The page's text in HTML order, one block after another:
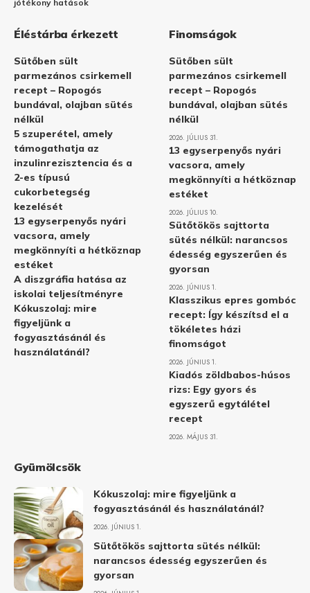
jótékony hatások
Éléstárba érkezett
Sütőben sült
parmezános csirkemell
recept – Ropogós
bundával, olajban sütés
nélkül
5 szuperétel, amely
támogathatja az
inzulinrezisztencia és a
2-es típusú
cukorbetegség
kezelését
13 egyserpenyős nyári
vacsora, amely
megkönnyíti a hétköznap
estéket
A diszgráfia hatása az
iskolai teljesítményre
Kókuszolaj: mire
figyeljünk a
fogyasztásánál és
használatánál?
Finomságok
Sütőben sült
parmezános csirkemell
recept – Ropogós
bundával, olajban sütés
nélkül
2026. JÚLIUS 31.
13 egyserpenyős nyári
vacsora, amely
megkönnyíti a hétköznap
estéket
2026. JÚLIUS 10.
Sütőtökös sajttorta
sütés nélkül: narancsos
édesség egyszerűen és
gyorsan
2026. JÚNIUS 1.
Klasszikus epres gombóc
recept: Így készítsd el a
tökéletes házi
finomságot
2026. JÚNIUS 1.
Kiadós zöldbabos-húsos
rizs: Egy gyors és
egyszerű egytálétel
recept
2026. MÁJUS 31.
Gyümölcsök
Kókuszolaj: mire figyeljünk a
fogyasztásánál és használatánál?
2026. JÚNIUS 1.
Sütőtökös sajttorta sütés nélkül:
narancsos édesség egyszerűen és
gyorsan